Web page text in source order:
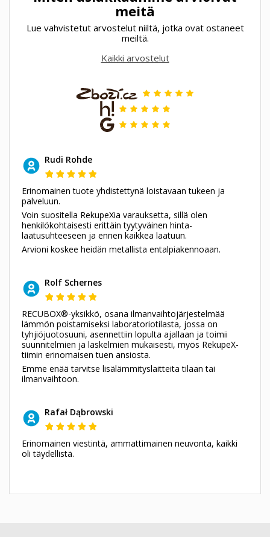
meitä
Lue vahvistetut arvostelut niiltä, jotka ovat ostaneet
meiltä.
Kaikki arvostelut
Rudi Rohde
Erinomainen tuote yhdistettynä loistavaan tukeen ja
palveluun.
Voin suositella RekupeXia varauksetta, sillä olen
henkilökohtaisesti erittäin tyytyväinen hinta-
laatusuhteeseen ja ennen kaikkea laatuun.
Arvioni koskee heidän metallista entalpiakennoaan.
Rolf Schernes
RECUBOX®-yksikkö, osana ilmanvaihtojärjestelmää
lämmön poistamiseksi laboratoriotilasta, jossa on
tyhjiöjuotosuuni, asennettiin lopulta ajallaan ja toimii
suunnitelmien ja laskelmien mukaisesti, myös RekupeX-
tiimin erinomaisen tuen ansiosta.
Emme enää tarvitse lisälämmityslaitteita tilaan tai
ilmanvaihtoon.
Rafał Dąbrowski
Erinomainen viestintä, ammattimainen neuvonta, kaikki
oli täydellistä.